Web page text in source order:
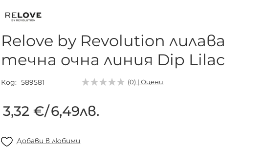
Relove by Revolution лилава
течна очна линия Dip Lilac
Код 589581 (0) | Оцени
3,32 €/6,49лв.
Добави в любими